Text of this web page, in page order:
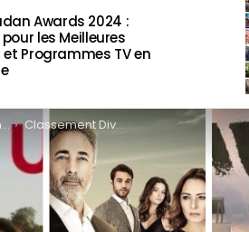
Awards 2024 :
les Meilleures
et Programmes TV en
Classement Divertissement